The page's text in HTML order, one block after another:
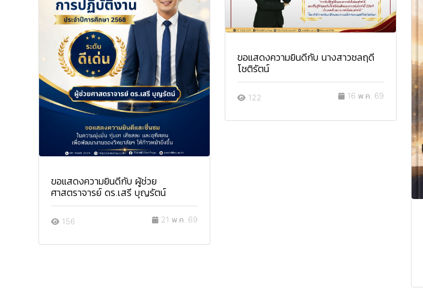
ขอแสดงความยินดีกับ ผู้ช่วย
ศาสตราจารย์ ดร.เสรี บุญรัตน์
156 21 พ.ค. 69
ขอแสดงความยินดีกับ นางสาวชลฤดี
โชติรัตน์
122 16 พ.ค. 69